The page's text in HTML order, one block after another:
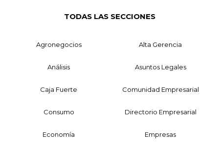
TODAS LAS SECCIONES
Agronegocios Alta Gerencia
Análisis Asuntos Legales
Caja Fuerte Comunidad Empresarial
Consumo Directorio Empresarial
Economía Empresas